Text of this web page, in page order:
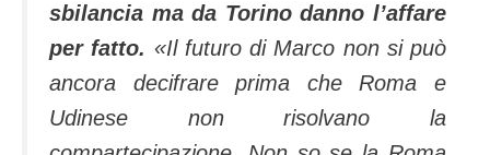
sbilancia ma da Torino danno l’affare
per fatto. «Il futuro di Marco non si può
ancora decifrare prima che Roma e
Udinese non risolvano la